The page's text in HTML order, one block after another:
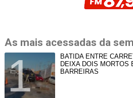
As mais acessadas da
BATIDA ENTRE
DEIXA DOIS MORTOS
BARREIRAS